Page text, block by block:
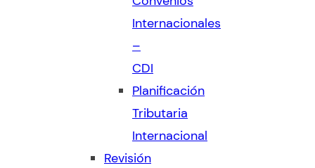
Internacionales
–
CDI
Planificación
Tributaria
Internacional
Revisión